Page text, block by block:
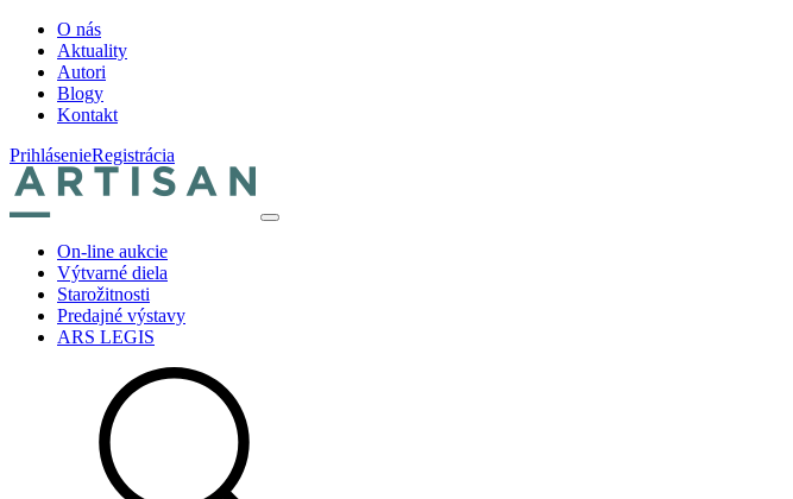
O nás
Aktuality
Autori
Blogy
Kontakt
PrihlásenieRegistrácia
On-line aukcie
Výtvarné diela
Starožitnosti
Predajné výstavy
ARS LEGIS